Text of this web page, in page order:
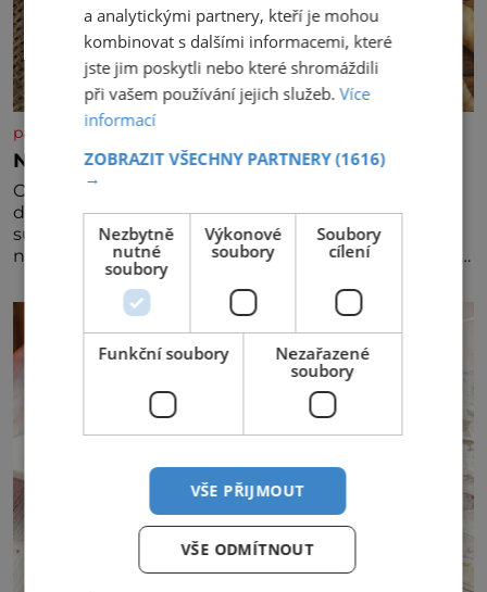
panidomu.cz
Nezapomínejte na petržel
Obsahuje totiž spoustu zdraví prospěšných látek, a
dokonce je považována za tuzemskou
superpotravinu. Zázrak plný vitaminů V petrželi
najdete vitaminy B1, B2, B3, B6, provitamin A, vitamin
E a velké množství vitamínu C (nejvíce ho má nať,
dokonce třikrát více než pomeranč, v kořeni je také,
ale je ho desetkrát méně), a kyselinu listovou. Ale
a analytickými partnery, kteří je mohou
kombinovat s dalšími informacemi, které
jste jim poskytli nebo které shromáždili
při vašem používání jejich služeb.Více
informací
ZOBRAZIT VŠECHNY PARTNERY(1616)
→
Nezbytně
nutné
soubory
Výkonové
soubory
Soubory
cílení
Funkční soubory
Nezařazené
soubory
VŠE PŘIJMOUT
VŠE ODMÍTNOUT